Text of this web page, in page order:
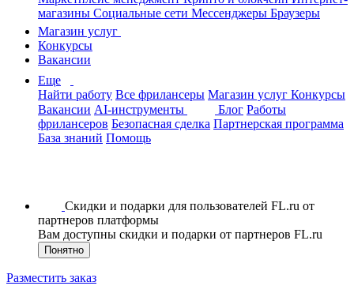
магазины Социальные сети Мессенджеры Браузеры
Магазин услуг
Конкурсы
Вакансии
Еще
Найти работу Все фрилансеры Магазин услуг Конкурсы
Вакансии AI-инструменты Блог Работы
фрилансеров Безопасная сделка Партнерская программа
База знаний Помощь
Скидки и подарки для пользователей FL.ru от
партнеров платформы
Вам доступны скидки и подарки от партнеров FL.ru
Понятно
Разместить заказ